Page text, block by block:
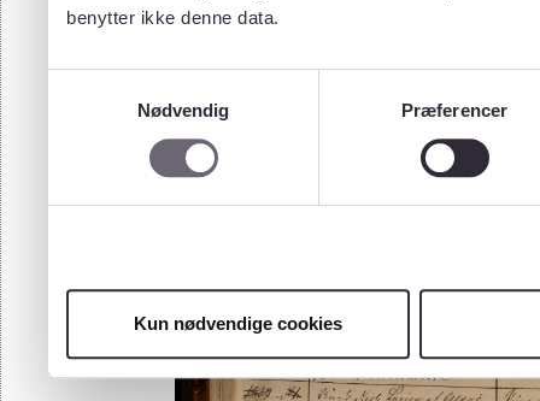
benytter ikke denne data.
Nødvendig
Præferencer
Kun nødvendige cookies